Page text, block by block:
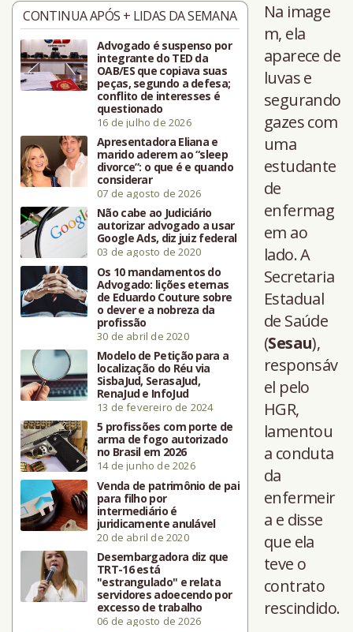
CONTINUA APÓS + LIDAS DA SEMANA
Advogado é suspenso por
integrante do TED da
OAB/ES que copiava suas
peças, segundo a defesa;
conflito de interesses é
questionado
16 de julho de 2026
Apresentadora Eliana e
marido aderem ao “sleep
divorce”: o que é e quando
considerar
07 de agosto de 2026
Não cabe ao Judiciário
autorizar advogado a usar
Google Ads, diz juiz federal
03 de agosto de 2020
Os 10 mandamentos do
Advogado: lições eternas
de Eduardo Couture sobre
o dever e a nobreza da
profissão
30 de abril de 2020
Modelo de Petição para a
localização do Réu via
SisbaJud, SerasaJud,
RenaJud e InfoJud
13 de fevereiro de 2024
5 profissões com porte de
arma de fogo autorizado
no Brasil em 2026
14 de junho de 2026
Venda de patrimônio de pai
para filho por
intermediário é
juridicamente anulável
20 de abril de 2020
Desembargadora diz que
TRT-16 está
"estrangulado" e relata
servidores adoecendo por
excesso de trabalho
06 de agosto de 2026
Na image
m, ela
aparece de
luvas e
segurando
gazes com
uma
estudante
de
enfermag
em ao
lado. A
Secretaria
Estadual
de Saúde
(Sesau),
responsáv
el pelo
HGR,
lamentou
a conduta
da
enfermeir
a e disse
que ela
teve o
contrato
rescindido.